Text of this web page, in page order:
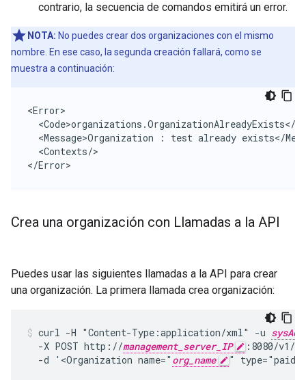
contrario, la secuencia de comandos emitirá un error.
NOTA: No puedes crear dos organizaciones con el mismo
nombre. En ese caso, la segunda creación fallará, como se
muestra a continuación:
<Error>
<Code>organizations.OrganizationAlreadyExists</
<Message>Organization : test already exists</
  <Contexts/>
</Error>
Crea una organización con Llamadas a la API
Puedes usar las siguientes llamadas a la API para crear
una organización. La primera llamada crea organización:
curl -H "Content-Type:application/xml" -u
  -X POST http://
management_server_IP
:8080/v1/
  -d '<Organization name="
org_name "